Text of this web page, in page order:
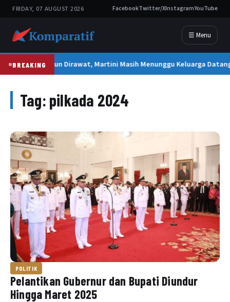
FRIDAY, 07 AUGUST 2026 FacebookTwitter/XInstagramYouTube
☰ Menu
BREAKING2 Tahun Dirawat, Martini Masih Menunggu Keluarga
Tag: pilkada 2024
POLITIK
Pelantikan Gubernur dan Bupati Diundur
Hingga Maret 2025